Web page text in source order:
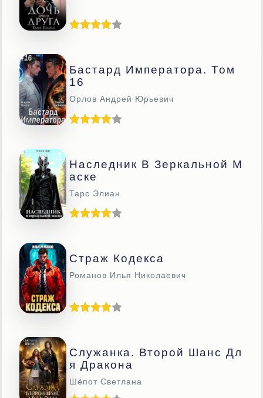
Бастард Императора. Том
16
Орлов Андрей Юрьевич
Наследник В Зеркальной М
Аске
Тарс Элиан
Страж Кодекса
Романов Илья Николаевич
Служанка. Второй Шанс Дл
Я Дракона
Шёпот Светлана